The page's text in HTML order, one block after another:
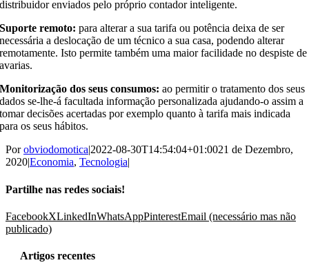
distribuidor enviados pelo próprio contador inteligente.
Suporte remoto:para alterar a sua tarifa ou potência deixa de ser
necessária a deslocação de um técnico a sua casa, podendo alterar
remotamente. Isto permite também uma maior facilidade no despiste de
avarias.
Monitorização dos seus consumos:ao permitir o tratamento dos seus
dados se-lhe-á facultada informação personalizada ajudando-o assim a
tomar decisões acertadas por exemplo quanto à tarifa mais indicada
para os seus hábitos.
Porobviodomotica|2022-08-30T14:54:04+01:0021 de Dezembro,
2020|Economia, Tecnologia|
Partilhe nas redes sociais!
FacebookXLinkedInWhatsAppPinterestEmail (necessário mas não
publicado)
Artigos recentes